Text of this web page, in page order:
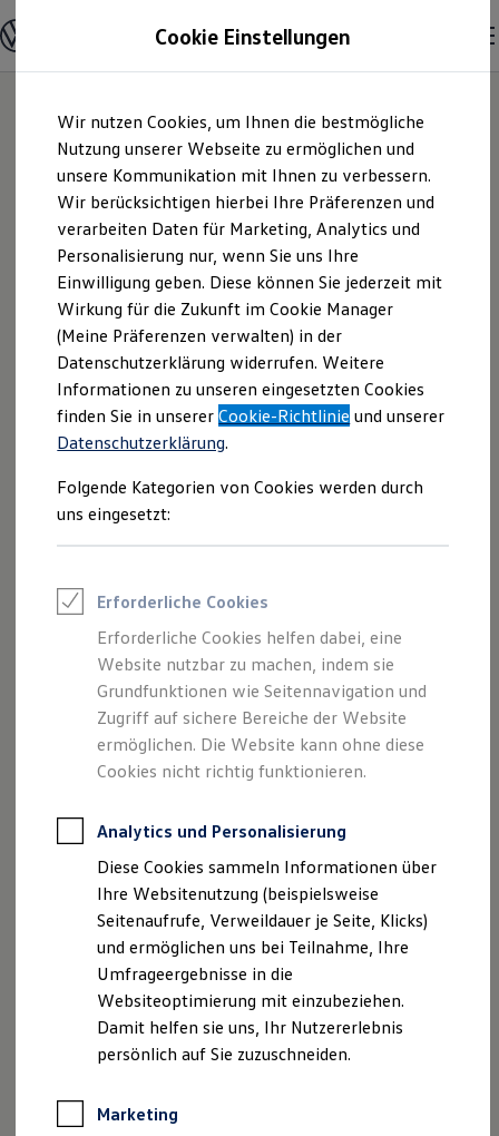
Hauptinhalt
springen
Footer
springen
Modelle und Konfigurator
Konfigurator
Modelle vergleichen
Elektroautos
ENERGY Sondermodelle
Nutzfahrzeuge
SUV und CUV
Familienautos
Kombis
Kompaktwagen
Sportwagen
Schnell verfügbare Fahrzeuge
Angebote und Produkte
Aktuelle Angebote
E-Auto-Förderung
Volkswagen Marktplatz
Die ENERGY Sondermodelle
Junge Gebrauchtwagen und Gebrauchtwagen
Volkswagen Zertifizierte Gebrauchtwagen
Elektromobilität bei Gebrauchtwagen
Saisonangebote
Reifenpakete
Leasing
Leasing-Angebote
Elektroauto Leasing
Kleinwagen-Leasing
Leasing ohne Anzahlung
Finanzierung
Autokredit mit Schlussrate
Versicherungen und Garantien
Kfz-Versicherung
Restschuldversicherungen
Garantien
Professional Class bei Volkswagen
Behörden
Direktkunden
Sonderfahrzeuge
Anpfiff zum Gewinn
Elektromobilität
Elektroautos
ID. Tutorials
Elektrofahrzeugkonzepte
ID. EVERY1
Reichweite
Rekuperation
asw.AUTOMOBILE
Bad Rappenau
GmbH | Impressum
& Rechtliches
Hier finden Sie Informationen über uns
(asw.AUTOMOBILE Bad Rappenau
GmbH) als verantwortlichen Anbieter
von Inhalten und Angeboten, die auf
Impressum
Datenschutzerklärung
Nutzung von Terminbuchung Online
Impressum
asw.AUTOMOBILE Bad Rappenau GmbH
Riemenstraße 19+22
74906 Bad Rappenau
Tel.: 07264 9593-0
Fax: 07264 9593-22
E-Mail:info.bad-rappenau@asw-automobile.de
Geschäftsführer: Lars Krause
Registergericht und Handelsregisternummer:
Cookie Einstellungen
Wir nutzen Cookies, um Ihnen die bestmögliche
Nutzung unserer Webseite zu ermöglichen und
unsere Kommunikation mit Ihnen zu verbessern.
Wir berücksichtigen hierbei Ihre Präferenzen und
verarbeiten Daten für Marketing, Analytics und
Personalisierung nur, wenn Sie uns Ihre
Einwilligung geben. Diese können Sie jederzeit mit
Wirkung für die Zukunft im Cookie Manager
(Meine Präferenzen verwalten) in der
Datenschutzerklärung widerrufen. Weitere
Informationen zu unseren eingesetzten Cookies
finden Sie in unsererCookie-Richtlinie und unserer
Datenschutzerklärung.
Folgende Kategorien von Cookies werden durch
uns eingesetzt:
Erforderliche Cookies
Erforderliche Cookies helfen dabei, eine
Website nutzbar zu machen, indem sie
Grundfunktionen wie Seitennavigation und
Zugriff auf sichere Bereiche der Website
ermöglichen. Die Website kann ohne diese
Cookies nicht richtig funktionieren.
Analytics und Personalisierung
Diese Cookies sammeln Informationen über
Ihre Websitenutzung (beispielsweise
Seitenaufrufe, Verweildauer je Seite, Klicks)
und ermöglichen uns bei Teilnahme, Ihre
Umfrageergebnisse in die
Websiteoptimierung mit einzubeziehen.
Damit helfen sie uns, Ihr Nutzererlebnis
persönlich auf Sie zuzuschneiden.
Marketing